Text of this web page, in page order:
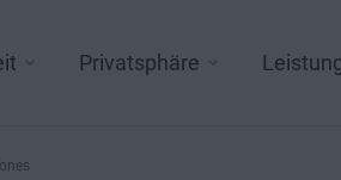
Privatsphäre